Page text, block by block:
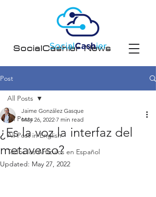
SocialCashier News
Post
All Posts
All Post in English
Todos los Artículos en Español
All Posts
¿Es la voz la interfaz del
metaverso?
Jaime González Gasque
May 26, 2022 7 min read
Updated: May 27, 2022